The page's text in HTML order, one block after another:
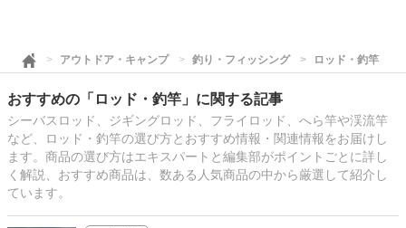
アウトドア・キャンプ 釣り・フィッシング ロッド・釣竿
おすすめの「ロッド・釣竿」に関する記事
シーバスロッド、ジギングロッド、フライロッド、へら竿や渓流竿
など、ロッド・釣竿の選び方とおすすめ情報・関連情報をお届けし
ます。商品の選び方はエキスパートと編集部がポイントごとに詳し
く解説、おすすめ商品は、数ある人気商品の中から厳選して紹介し
ています。